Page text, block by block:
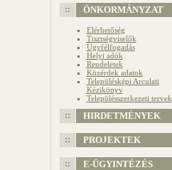
ÖNKORMÁNYZAT
Elérhetőség
Tisztségviselők
Ügyfélfogadás
Helyi adók
Rendeletek
Közérdek adatok
Településképi Arculati
Kézikönyv
Településszerkezeti tervek
HIRDETMÉNYEK
PROJEKTEK
E-ÜGYINTÉZÉS